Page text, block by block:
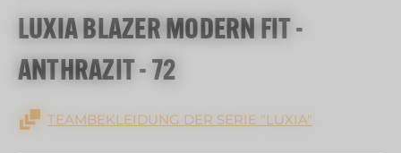
LUXIA BLAZER MODERN FIT -
ANTHRAZIT - 72
TEAMBEKLEIDUNG DER SERIE "LUXIA"